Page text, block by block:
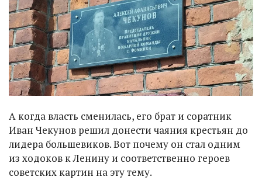
А когда власть сменилась, его брат и соратник
Иван Чекунов решил донести чаяния крестьян до
лидера большевиков. Вот почему он стал одним
из ходоков к Ленину и соответственно героев
советских картин на эту тему.